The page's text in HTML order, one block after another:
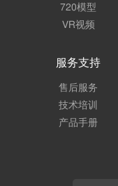
720模型
VR视频
服务支持
售后服务
技术培训
产品手册